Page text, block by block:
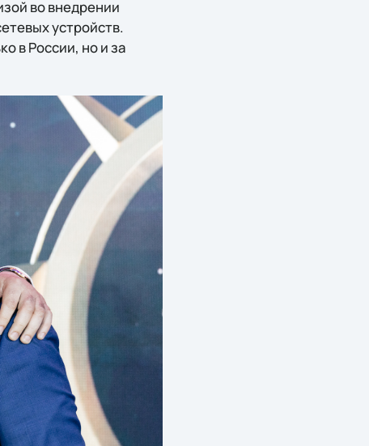
во внедрении
устройств.
в России, но и за